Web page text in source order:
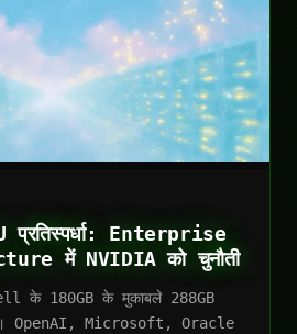
प्रतिस्पर्धा: Enterprise
में NVIDIA को चुनौती
के 180GB के मुकाबले 288GB
है। OpenAI, Microsoft, Oracle